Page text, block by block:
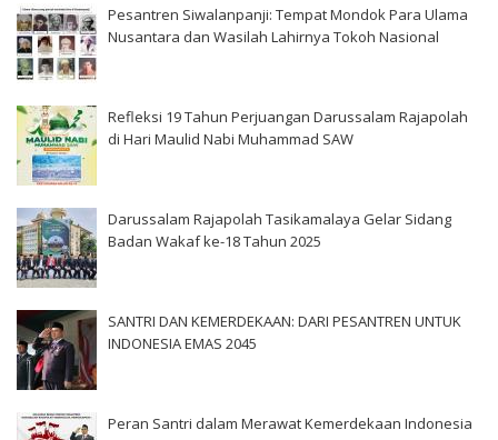
Pesantren Siwalanpanji: Tempat Mondok Para Ulama
Nusantara dan Wasilah Lahirnya Tokoh Nasional
Refleksi 19 Tahun Perjuangan Darussalam Rajapolah
di Hari Maulid Nabi Muhammad SAW
Darussalam Rajapolah Tasikamalaya Gelar Sidang
Badan Wakaf ke-18 Tahun 2025
SANTRI DAN KEMERDEKAAN: DARI PESANTREN UNTUK
INDONESIA EMAS 2045
Peran Santri dalam Merawat Kemerdekaan Indonesia